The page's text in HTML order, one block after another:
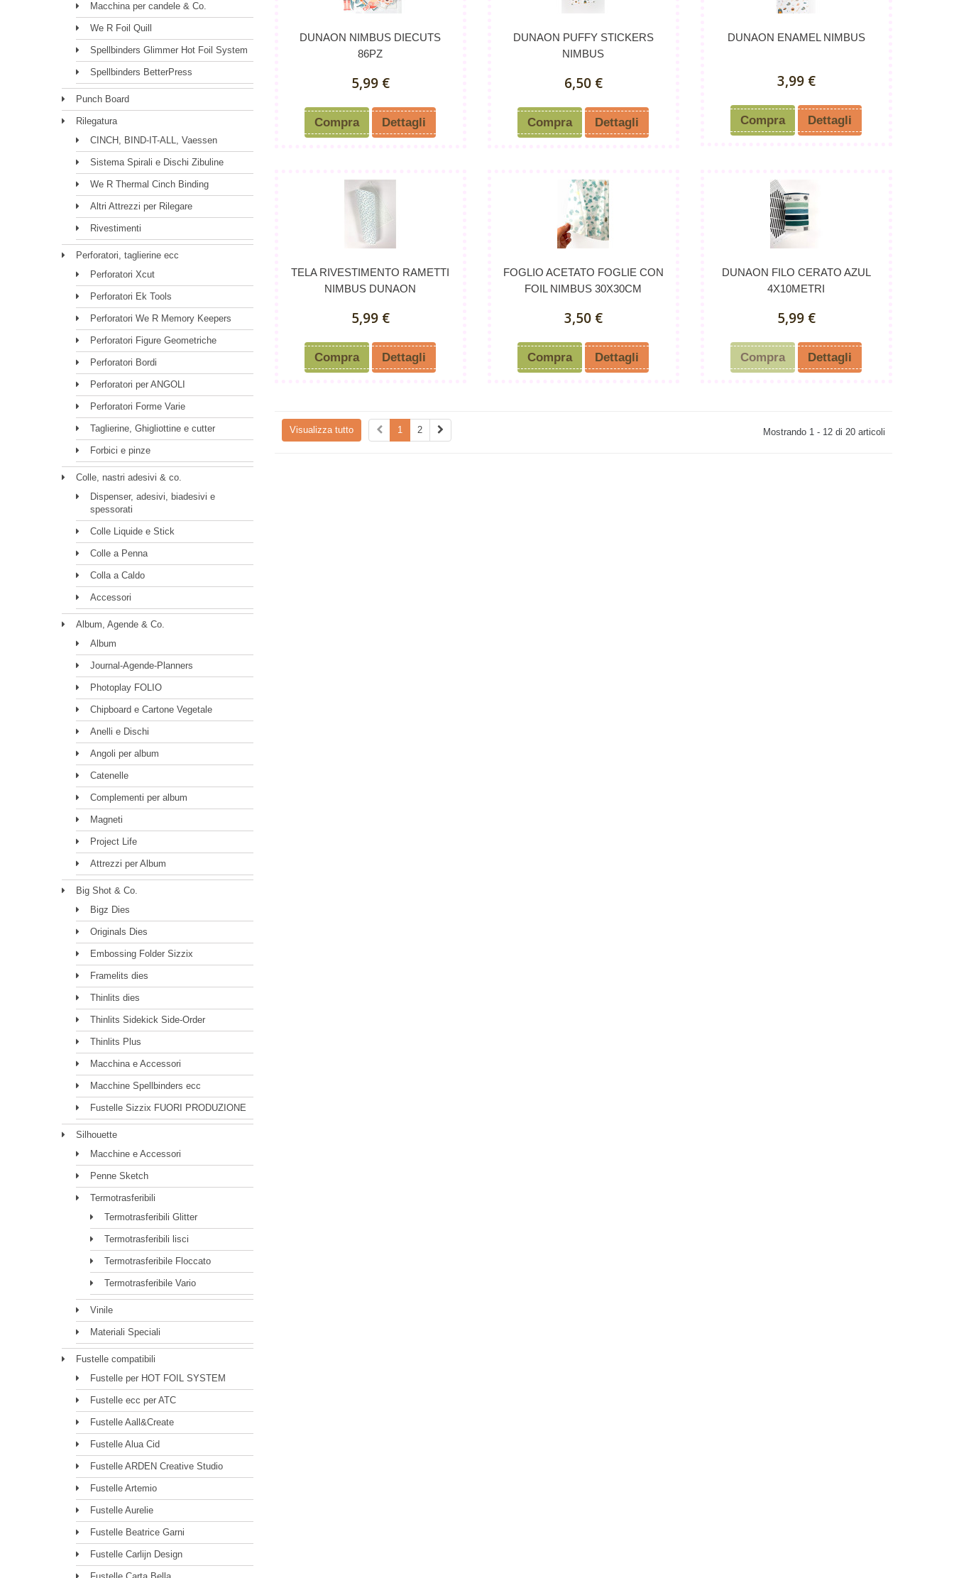
Macchina per candele & Co.
We R Foil Quill
Spellbinders Glimmer Hot Foil System
Spellbinders BetterPress
Punch Board
Rilegatura
CINCH, BIND-IT-ALL, Vaessen
Sistema Spirali e Dischi Zibuline
We R Thermal Cinch Binding
Altri Attrezzi per Rilegare
Rivestimenti
Perforatori, taglierine ecc
Perforatori Xcut
Perforatori Ek Tools
Perforatori We R Memory Keepers
Perforatori Figure Geometriche
Perforatori Bordi
Perforatori per ANGOLI
Perforatori Forme Varie
Taglierine, Ghigliottine e cutter
Forbici e pinze
Colle, nastri adesivi & co.
Dispenser, adesivi, biadesivi e
spessorati
Colle Liquide e Stick
Colle a Penna
Colla a Caldo
Accessori
Album, Agende & Co.
Album
Journal-Agende-Planners
Photoplay FOLIO
Chipboard e Cartone Vegetale
Anelli e Dischi
Angoli per album
Catenelle
Complementi per album
Magneti
Project Life
Attrezzi per Album
Big Shot & Co.
Bigz Dies
Originals Dies
Embossing Folder Sizzix
Framelits dies
Thinlits dies
Thinlits Sidekick Side-Order
Thinlits Plus
Macchina e Accessori
Macchine Spellbinders ecc
Fustelle Sizzix FUORI PRODUZIONE
Silhouette
Macchine e Accessori
Penne Sketch
Termotrasferibili
Termotrasferibili Glitter
Termotrasferibili lisci
Termotrasferibile Floccato
Termotrasferibile Vario
Vinile
Materiali Speciali
Fustelle compatibili
Fustelle per HOT FOIL SYSTEM
Fustelle ecc per ATC
Fustelle Aall&Create
Fustelle Alua Cid
Fustelle ARDEN Creative Studio
Fustelle Artemio
Fustelle Aurelie
Fustelle Beatrice Garni
Fustelle Carlijn Design
DUNAON NIMBUS DIECUTS
86PZ
5,99 €
Compra Dettagli
DUNAON PUFFY STICKERS
NIMBUS
6,50 €
Compra Dettagli
DUNAON ENAMEL NIMBUS
3,99 €
Compra Dettagli
TELA RIVESTIMENTO RAMETTI
NIMBUS DUNAON
5,99 €
Compra Dettagli
FOGLIO ACETATO FOGLIE CON
FOIL NIMBUS 30X30CM
3,50 €
Compra Dettagli
DUNAON FILO CERATO AZUL
4X10METRI
5,99 €
Compra Dettagli
Visualizza tutto 1 2 Mostrando 1 - 12 di 20 articoli